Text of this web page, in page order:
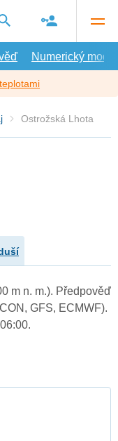
Numerický model
Ostrožská Lhota
m n. m.). Předpověď
GFS, ECMWF).